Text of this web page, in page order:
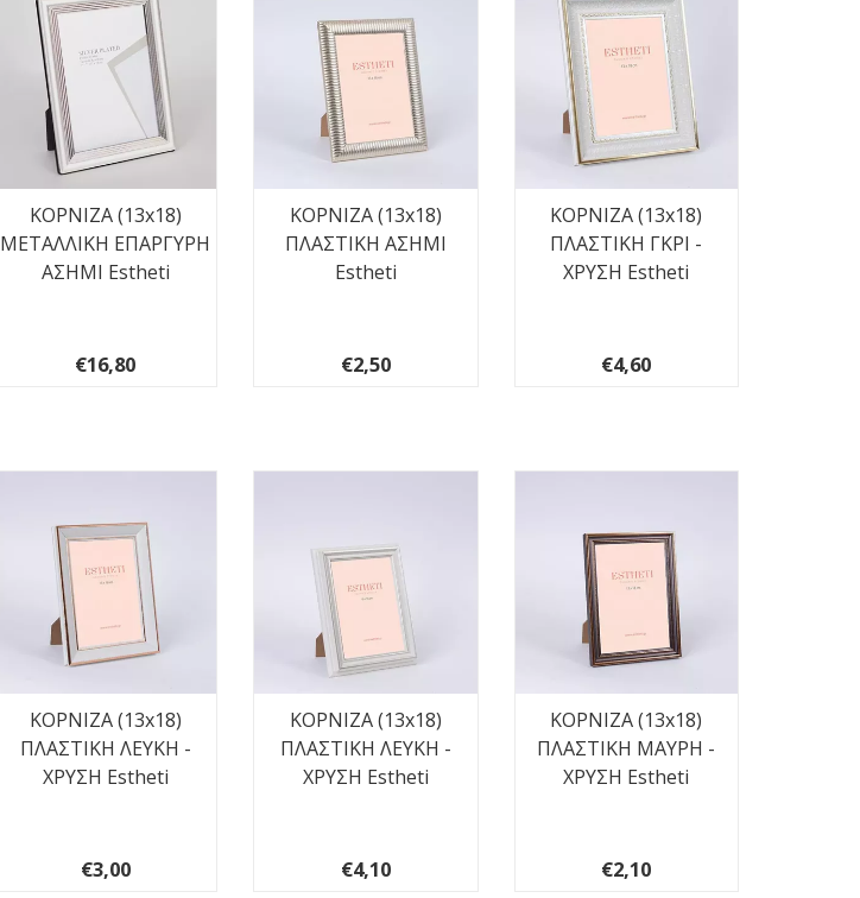
ΚΟΡΝΙΖΑ (13x18)
ΜΕΤΑΛΛΙΚΗ ΕΠΑΡΓΥΡΗ
ΑΣΗΜΙ Estheti
€16,80
ΚΟΡΝΙΖΑ (13x18)
ΠΛΑΣΤΙΚΗ ΑΣΗΜΙ
Estheti
€2,50
ΚΟΡΝΙΖΑ (13x18)
ΠΛΑΣΤΙΚΗ ΓΚΡΙ -
ΧΡΥΣΗ Estheti
€4,60
ΚΟΡΝΙΖΑ (13x18)
ΠΛΑΣΤΙΚΗ ΛΕΥΚΗ -
ΧΡΥΣΗ Estheti
€3,00
ΚΟΡΝΙΖΑ (13x18)
ΠΛΑΣΤΙΚΗ ΛΕΥΚΗ -
ΧΡΥΣΗ Estheti
€4,10
ΚΟΡΝΙΖΑ (13x18)
ΠΛΑΣΤΙΚΗ ΜΑΥΡΗ -
ΧΡΥΣΗ Estheti
€2,10